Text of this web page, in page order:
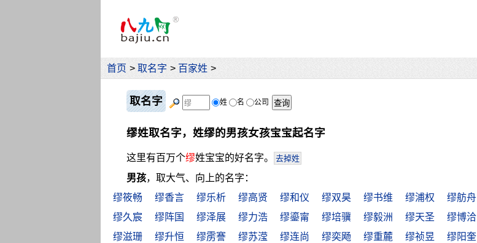
首页 > 取名字 > 百家姓 >
取名字 姓 名 公司
缪姓取名字，姓缪的男孩女孩宝宝起名字
这里有百万个缪姓宝宝的好名字。 去掉姓
男孩，取大气、向上的名字：
缪筱畅
缪香言 缪乐析 缪高贤 缪和仪 缪双昊 缪书维 缪浦权 缪舫舟
缪久宸
缪阵国 缪泽展 缪力浩 缪鎏甯 缪培骥 缪毅洲 缪天圣 缪博洽
缪滋珊
缪升恒 缪雳謇 缪苏滢 缪连尚 缪奕飏 缪重麓 缪祯昱 缪阳奎